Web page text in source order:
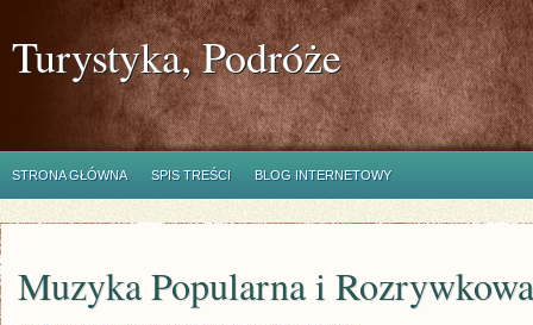
Turystyka, Podróże
STRONA GŁÓWNA SPIS TREŚCI BLOG INTERNETOWY
Muzyka Popularna i Rozrywkowa